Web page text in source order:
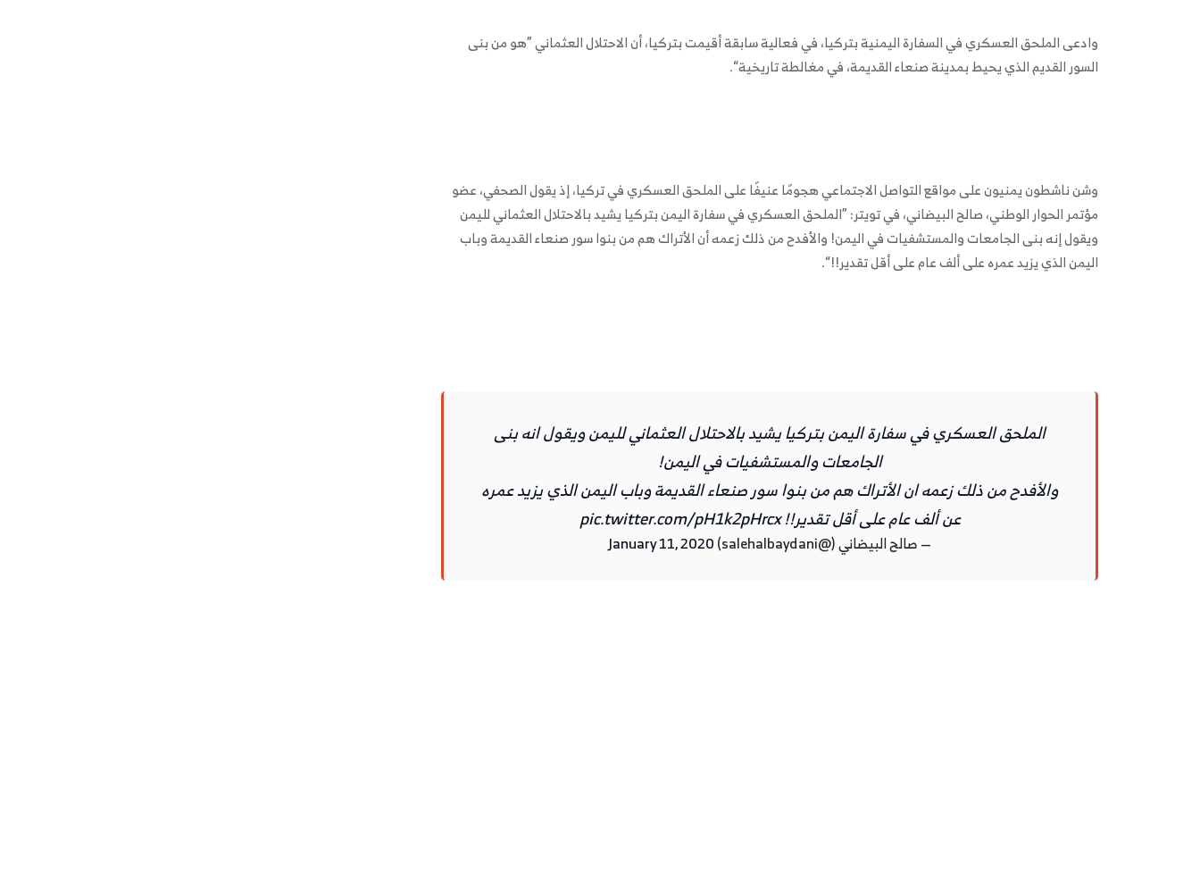
وادعى الملحق العسكري في السفارة اليمنية بتركيا، في فعالية سابقة أقيمت بتركيا، أن الاحتلال العثماني ”هو من بنى
السور القديم الذي يحيط بمدينة صنعاء القديمة، في مغالطة تاريخية“.
وشن ناشطون يمنيون على مواقع التواصل الاجتماعي هجومًا عنيفًا على الملحق العسكري في تركيا، إذ يقول الصحفي، عضو
مؤتمر الحوار الوطني، صالح البيضاني، في تويتر: ”الملحق العسكري في سفارة اليمن بتركيا يشيد بالاحتلال العثماني لليمن
ويقول إنه بنى الجامعات والمستشفيات في اليمن! والأفدح من ذلك زعمه أن الأتراك هم من بنوا سور صنعاء القديمة وباب
اليمن الذي يزيد عمره على ألف عام على أقل تقدير!!“.
الملحق العسكري في سفارة اليمن بتركيا يشيد بالاحتلال العثماني لليمن ويقول انه بنى
الجامعات والمستشفيات في اليمن!
والأفدح من ذلك زعمه ان الأتراك هم من بنوا سور صنعاء القديمة وباب اليمن الذي يزيد عمره
عن ألف عام على أقل تقدير!!pic.twitter.com/pH1k2pHrcx
— صالح البيضاني (@salehalbaydani) January 11, 2020